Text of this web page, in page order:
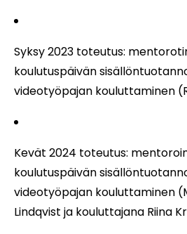
Syksy 2023 toteutus:
koulutuspäivän
videotyöpajan kouluttaminen
Kevät 2024 toteutus:
koulutuspäivän
videotyöpajan kouluttaminen
Lindqvist ja kouluttajana Riina